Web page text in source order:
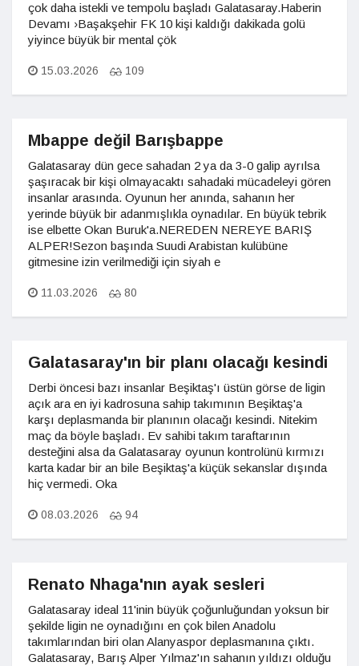
çok daha istekli ve tempolu başladı Galatasaray.Haberin
Devamı ›Başakşehir FK 10 kişi kaldığı dakikada golü
yiyince büyük bir mental çök
15.03.2026 109
Mbappe değil Barışbappe
Galatasaray dün gece sahadan 2 ya da 3-0 galip ayrılsa
şaşıracak bir kişi olmayacaktı sahadaki mücadeleyi gören
insanlar arasında. Oyunun her anında, sahanın her
yerinde büyük bir adanmışlıkla oynadılar. En büyük tebrik
ise elbette Okan Buruk'a.NEREDEN NEREYE BARIŞ
ALPER!Sezon başında Suudi Arabistan kulübüne
gitmesine izin verilmediği için siyah e
11.03.2026 80
Galatasaray'ın bir planı olacağı kesindi
Derbi öncesi bazı insanlar Beşiktaş'ı üstün görse de ligin
açık ara en iyi kadrosuna sahip takımının Beşiktaş'a
karşı deplasmanda bir planının olacağı kesindi. Nitekim
maç da böyle başladı. Ev sahibi takım taraftarının
desteğini alsa da Galatasaray oyunun kontrolünü kırmızı
karta kadar bir an bile Beşiktaş'a küçük sekanslar dışında
hiç vermedi. Oka
08.03.2026 94
Renato Nhaga'nın ayak sesleri
Galatasaray ideal 11'inin büyük çoğunluğundan yoksun bir
şekilde ligin ne oynadığını en çok bilen Anadolu
takımlarından biri olan Alanyaspor deplasmanına çıktı.
Galatasaray, Barış Alper Yılmaz'ın sahanın yıldızı olduğu